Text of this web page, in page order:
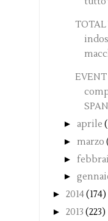
► aprile
► marzo
►
►
► 2014(174)
► 2013 (223)